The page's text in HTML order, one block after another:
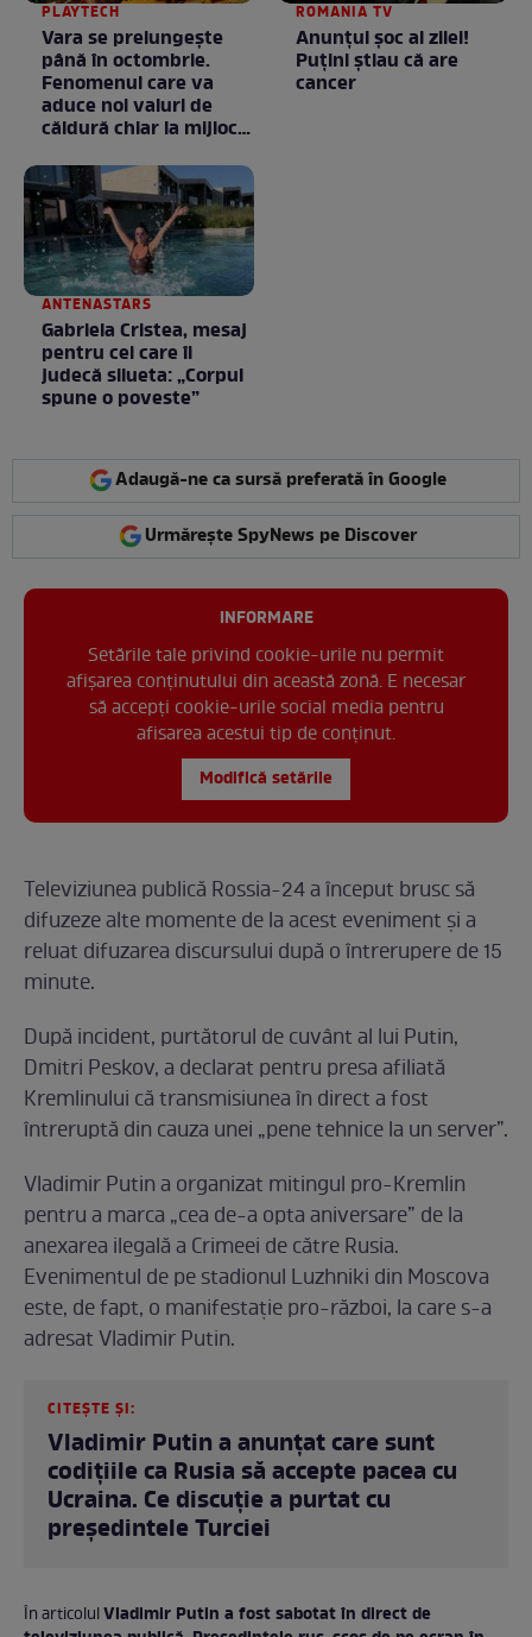
PLAYTECH
Vara se prelungeşte
până în octombrie.
Fenomenul care va
aduce noi valuri de
căldură chiar la mijlocul
ROMANIA TV
Anunţul şoc al zilei!
Puţini ştiau că are
cancer
ANTENASTARS
Gabriela Cristea, mesaj
pentru cei care îi
judecă silueta: „Corpul
spune o poveste”
Adaugă-ne ca sursă preferată în Google
Urmărește SpyNews pe Discover
INFORMARE
Setările tale privind cookie-urile nu permit
afișarea conținutului din această zonă. E necesar
să accepți cookie-urile social media pentru
afisarea acestui tip de conținut.
Modifică setările
Televiziunea publică Rossia-24 a început brusc să
difuzeze alte momente de la acest eveniment și a
reluat difuzarea discursului după o întrerupere de 15
minute.
După incident, purtătorul de cuvânt al lui Putin,
Dmitri Peskov, a declarat pentru presa afiliată
Kremlinului că transmisiunea în direct a fost
întreruptă din cauza unei „pene tehnice la un server”.
Vladimir Putin a organizat mitingul pro-Kremlin
pentru a marca „cea de-a opta aniversare” de la
anexarea ilegală a Crimeei de către Rusia.
Evenimentul de pe stadionul Luzhniki din Moscova
este, de fapt, o manifestație pro-război, la care s-a
adresat Vladimir Putin.
CITEȘTE ȘI:
Vladimir Putin a anunțat care sunt
codițiile ca Rusia să accepte pacea cu
Ucraina. Ce discuție a purtat cu
președintele Turciei
În articolulVladimir Putin a fost sabotat în direct de